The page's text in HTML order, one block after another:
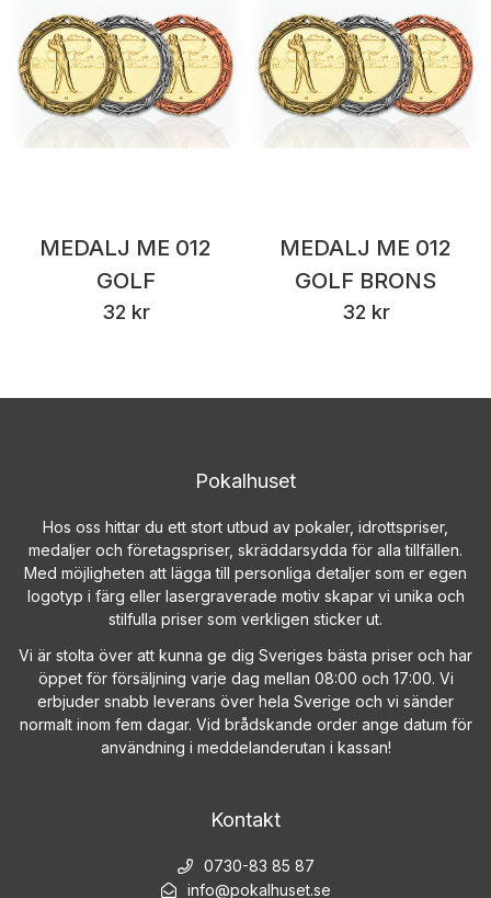
MEDALJ ME 012
GOLF
32 kr
MEDALJ ME 012
GOLF BRONS
32 kr
Pokalhuset
Hos oss hittar du ett stort utbud av pokaler, idrottspriser,
medaljer och företagspriser, skräddarsydda för alla tillfällen.
Med möjligheten att lägga till personliga detaljer som er egen
logotyp i färg eller lasergraverade motiv skapar vi unika och
stilfulla priser som verkligen sticker ut.
Vi är stolta över att kunna ge dig Sveriges bästa priser och har
öppet för försäljning varje dag mellan 08:00 och 17:00. Vi
erbjuder snabb leverans över hela Sverige och vi sänder
normalt inom fem dagar. Vid brådskande order ange datum för
användning i meddelanderutan i kassan!
Kontakt
0730-83 85 87
info@pokalhuset.se